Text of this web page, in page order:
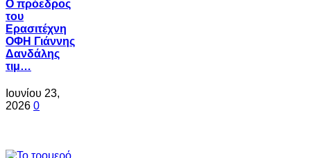
Ο πρόεδρος
του
Ερασιτέχνη
ΟΦΗ Γιάννης
Δανδάλης
τιμ…
Ιουνίου 23,
2026 0